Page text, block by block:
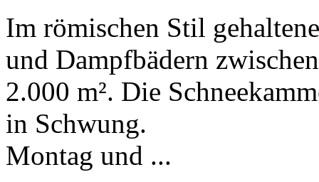
Im römischen Stil
und Dampfbädern
2.000 m². Die
in Schwung.
Montag und ...